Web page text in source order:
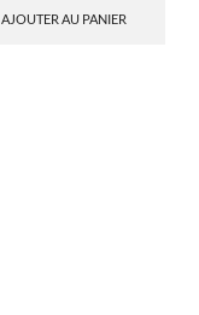
AJOUTER AU PANIER